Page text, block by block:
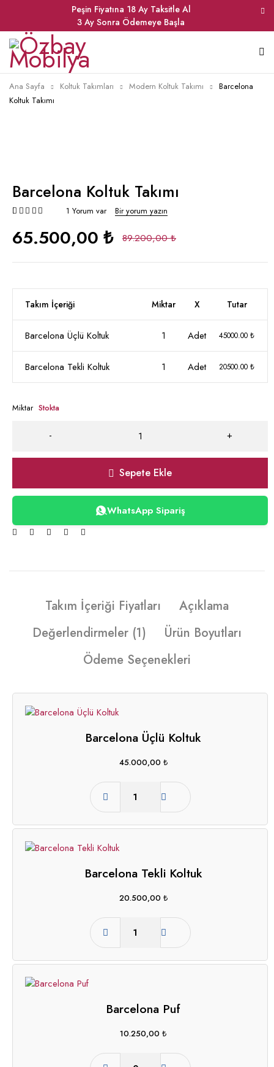
Peşin Fiyatına 18 Ay Taksitle Al
3 Ay Sonra Ödemeye Başla
Ana Sayfa Koltuk Takımları Modern Koltuk Takımı
Barcelona
Koltuk Takımı
Barcelona Koltuk Takımı
1 Yorum var Bir yorum yazın
89.200,00 ₺
65.500,00 ₺
Takım İçeriği Miktar X Tutar
Barcelona Üçlü Koltuk 1 Adet 45000.00 ₺
Barcelona Tekli Koltuk 1 Adet 20500.00 ₺
Miktar Stokta
Sepete Ekle
WhatsApp Sipariş
Takım İçeriği Fiyatları
Açıklama
Değerlendirmeler (1)
Ürün Boyutları
Ödeme Seçenekleri
Barcelona Üçlü Koltuk
45.000,00 ₺
Barcelona Tekli Koltuk
20.500,00 ₺
Barcelona Puf
10.250,00 ₺